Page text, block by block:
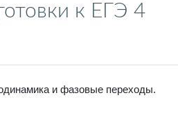
к ЕГЭ 4
и фазовые переходы.